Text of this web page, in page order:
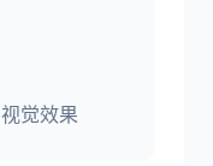
觉效果